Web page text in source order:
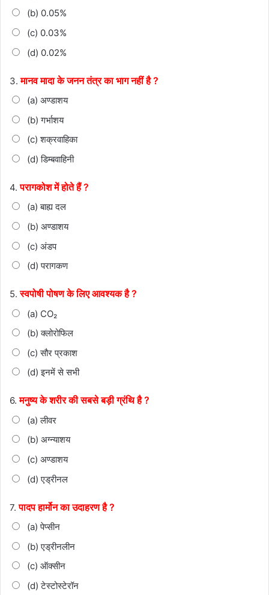
(b) 0.05%
(c) 0.03%
(d) 0.02%
3.मानव मादा के जनन तंत्र का भाग नहीं है ?
(a) अण्डाशय
(b) गर्भाशय
(c) शक्रवाहिका
(d) डिम्बवाहिनी
4.परागकोश में होते हैं ?
(a) बाह्य दल
(b) अण्डाशय
(c) अंडप
(d) परागकण
5.स्वपोषी पोषण के लिए आवश्यक है ?
(a) CO₂
(b) क्लोरोफिल
(c) सौर प्रकाश
(d) इनमें से सभी
6.मनुष्य के शरीर की सबसे बड़ी ग्रंथि है ?
(a) लीवर
(b) अग्न्याशय
(c) अण्डाशय
(d) एड्रीनल
7.पादप हार्मोन का उदाहरण है ?
(a) पेप्सीन
(b) एड्रीनलीन
(c) ऑक्सीन
(d) टेस्टोस्टेरॉन